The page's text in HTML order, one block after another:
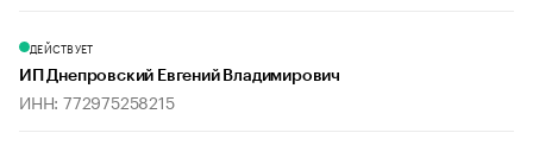
ДЕЙСТВУЕТ
ИП Днепровский Евгений Владимирович
ИНН: 772975258215